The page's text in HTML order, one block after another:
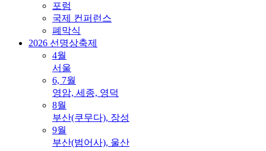
포럼
국제 컨퍼런스
폐막식
2026 선명상축제
4월
서울
6, 7월
영암, 세종, 영덕
8월
부산(쿠무다), 장성
9월
부산(범어사), 울산